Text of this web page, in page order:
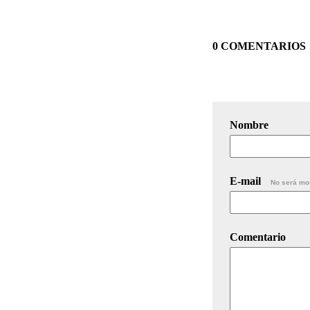
0 COMENTARIOS
Nombre
E-mail No será
Comentario